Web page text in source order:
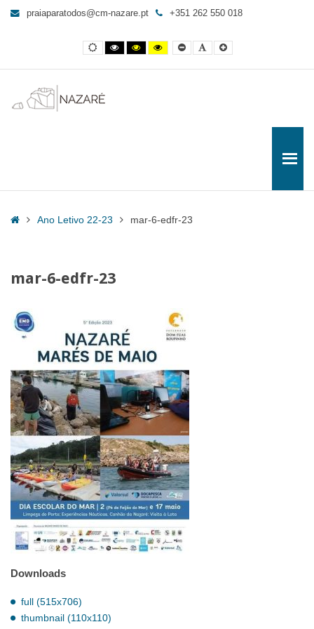
-
para
praiaparatodos@cm-nazare.pt +351 262 550 018
Contraste
normal
Contraste
preto
branco
Contraste
preto
amarelo
Yellow
and
contrast
Smaller
Font
Letra
por
Letra
maior
HomeAno Letivo 22-23 mar-6-edfr-23
mar-6-edfr-23
Downloads
full (515x706)
thumbnail (110x110)